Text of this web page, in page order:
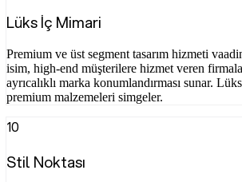
Lüks İç Mimari
Premium ve üst segment tasarım hizmeti
isim, high-end müşterilere hizmet veren
ayrıcalıklı marka konumlandırması sunar.
premium malzemeleri simgeler.
10
Stil Noktası